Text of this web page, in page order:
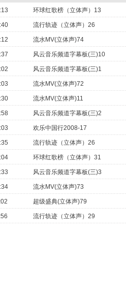
环球红歌榜（立体声）13
流行轨迹（立体声）26
流水MV(立体声)74
风云音乐频道字幕板(三)10
风云音乐频道字幕板(三)1
流水MV(立体声)72
流水MV(立体声)11
风云音乐频道字幕板(三)2
欢乐中国行2008-17
流行轨迹（立体声）26
环球红歌榜（立体声）31
风云音乐频道字幕板(三)3
流水MV(立体声)73
超级盛典(立体声)79
流行轨迹（立体声）29